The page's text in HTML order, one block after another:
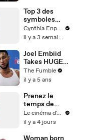
Top 3 des
symboles
français qui
sont
Cynthia Enparle
il y a 3 semaines
Joel Embiid
Takes HUGE
JAB At Ben
Simmons,
He's A Clipper
For Life: NBA
Media Day
Recap
The Fumble
il y a 5 ans
Prenez le
temps de
regarder cette
vidéo
Le cinéma d'Amaury
il y a 4 jours